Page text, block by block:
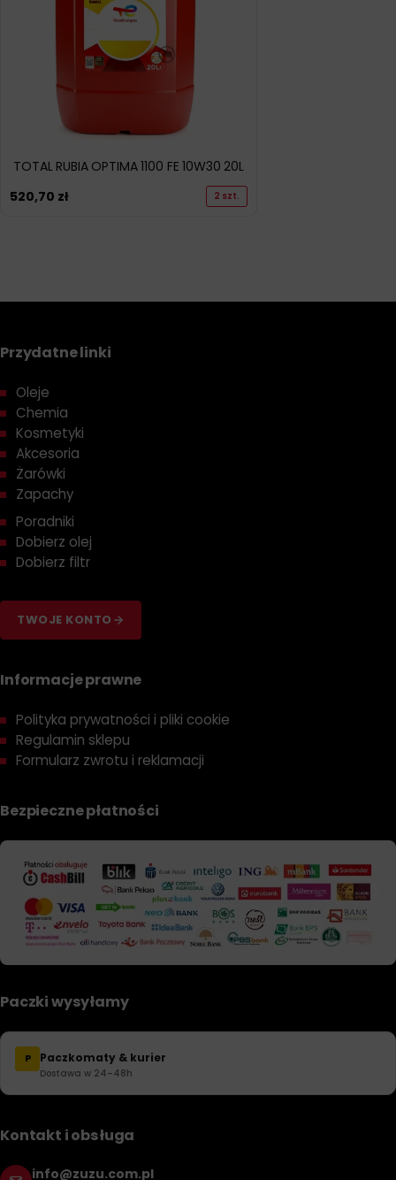
TOTAL RUBIA OPTIMA 1100 FE 10W30 20L
520,70 zł 2 szt.
Przydatne linki
Oleje
Chemia
Kosmetyki
Akcesoria
Żarówki
Zapachy
Poradniki
Dobierz olej
Dobierz filtr
TWOJE KONTO
Informacje prawne
Polityka prywatności i pliki cookie
Regulamin sklepu
Formularz zwrotu i reklamacji
Bezpieczne płatności
Paczki wysyłamy
P Paczkomaty & kurier
Dostawa w 24–48h
Kontakt i obsługa
info@zuzu.com.pl